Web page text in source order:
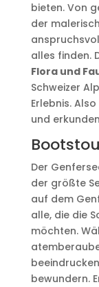
bieten. Von
der
alles finden.
Flora und
Schweizer
Erlebnis.
und
Der
der größte
auf dem
alle, die die
möchten.
bewundern.